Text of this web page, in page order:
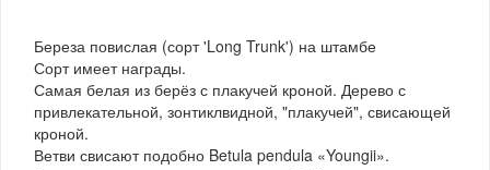
Береза повислая (сорт 'Long Trunk') на штамбе
Сорт имеет награды.
Самая белая из берёз с плакучей кроной. Дерево с
привлекательной, зонтиклвидной, "плакучей", свисающей
кроной.
Ветви свисают подобно Betula pendula «Youngii».